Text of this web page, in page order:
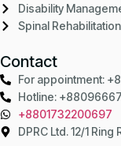
Disability
Spinal Rehabilitation
Contact
For appointment:
Hotline:
+8801732200697
DPRC Ltd. 12/1